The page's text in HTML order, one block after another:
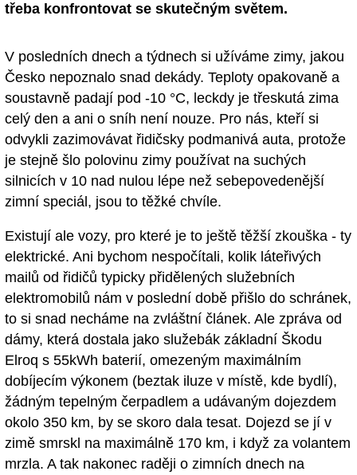
třeba konfrontovat se skutečným světem.
V posledních dnech a týdnech si užíváme zimy, jakou
Česko nepoznalo snad dekády. Teploty opakovaně a
soustavně padají pod -10 °C, leckdy je třeskutá zima
celý den a ani o sníh není nouze. Pro nás, kteří si
odvykli zazimovávat řidičsky podmanivá auta, protože
je stejně šlo polovinu zimy používat na suchých
silnicích v 10 nad nulou lépe než sebepovedenější
zimní speciál, jsou to těžké chvíle.
Existují ale vozy, pro které je to ještě těžší zkouška - ty
elektrické. Ani bychom nespočítali, kolik láteřivých
mailů od řidičů typicky přidělených služebních
elektromobilů nám v poslední době přišlo do schránek,
to si snad necháme na zvláštní článek. Ale zpráva od
dámy, která dostala jako služebák základní Škodu
Elroq s 55kWh baterií, omezeným maximálním
dobíjecím výkonem (beztak iluze v místě, kde bydlí),
žádným tepelným čerpadlem a udávaným dojezdem
okolo 350 km, by se skoro dala tesat. Dojezd se jí v
zimě smrskl na maximálně 170 km, i když za volantem
mrzla. A tak nakonec raději o zimních dnech na